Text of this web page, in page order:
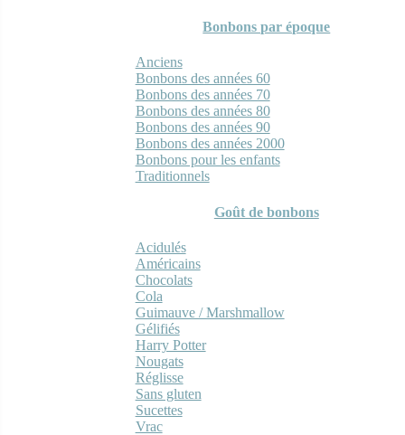
Bonbons par époque
Anciens
Bonbons des années 60
Bonbons des années 70
Bonbons des années 80
Bonbons des années 90
Bonbons des années 2000
Bonbons pour les enfants
Traditionnels
Goût de bonbons
Acidulés
Américains
Chocolats
Cola
Guimauve / Marshmallow
Gélifiés
Harry Potter
Nougats
Réglisse
Sans gluten
Sucettes
Vrac